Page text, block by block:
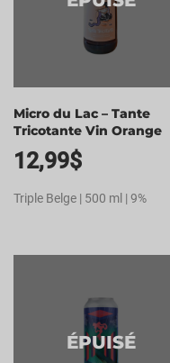
Micro du Lac – Tante
Tricotante Vin Orange
12,99$
Triple Belge | 500 ml | 9%
ÉPUISÉ